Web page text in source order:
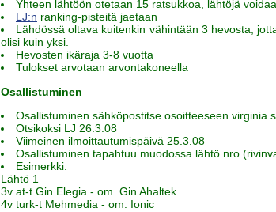
Yhteen lähtöön otetaan 15 ratsukkoa, lähtöjä
LJ:n ranking-pisteitä jaetaan
Lähdössä oltava kuitenkin vähintään 3 hevosta,
olisi kuin yksi.
Hevosten ikäraja 3-8 vuotta
Tulokset arvotaan arvontakoneella
Osallistuminen
Osallistuminen sähköpostitse osoitteeseen
Otsikoksi LJ 26.3.08
Viimeinen ilmoittautumispäivä 25.3.08
Osallistuminen tapahtuu muodossa lähtö nro
Esimerkki:
Lähtö 1
3v at-t Gin Elegia - om. Gin Ahaltek
4v turk-t Mehmedia - om. Ionic